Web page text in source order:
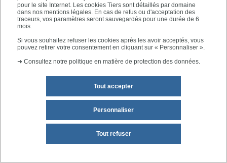
pour le site Internet. Les cookies Tiers sont détaillés par domaine
dans nos mentions légales. En cas de refus ou d'acceptation des
traceurs, vos paramètres seront sauvegardés pour une durée de 6
mois.
Si vous souhaitez refuser les cookies après les avoir acceptés, vous
pouvez retirer votre consentement en cliquant sur « Personnaliser ».
➜ Consultez notre politique en matière de protection des données.
Tout accepter
Tout refuser
Personnaliser
Candidatures en Master 1